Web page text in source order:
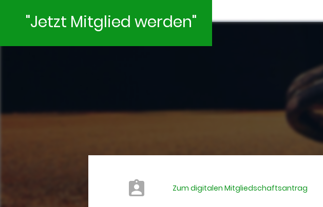
"Jetzt Mitglied werden"
Zum digitalen Mitgliedschaftsantrag